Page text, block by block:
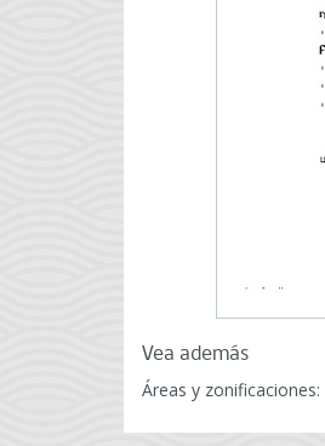
Vea además
Áreas y zonificaciones: